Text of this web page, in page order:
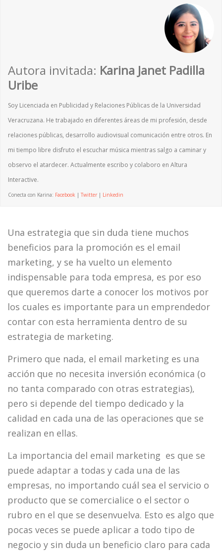
Autora invitada: Karina Janet Padilla
Uribe
Soy Licenciada en Publicidad y Relaciones Públicas de la Universidad
Veracruzana. He trabajado en diferentes áreas de mi profesión, desde
relaciones públicas, desarrollo audiovisual comunicación entre otros. En
mi tiempo libre disfruto el escuchar música mientras salgo a caminar y
observo el atardecer. Actualmente escribo y colaboro en Altura
Interactive.
Conecta con Karina: Facebook | Twitter | Linkedin
Una estrategia que sin duda tiene muchos
beneficios para la promoción es el email
marketing, y se ha vuelto un elemento
indispensable para toda empresa, es por eso
que queremos darte a conocer los motivos por
los cuales es importante para un emprendedor
contar con esta herramienta dentro de su
estrategia de marketing.
Primero que nada, el email marketing es una
acción que no necesita inversión económica (o
no tanta comparado con otras estrategias),
pero si depende del tiempo dedicado y la
calidad en cada una de las operaciones que se
realizan en ellas.
La importancia del email marketing es que se
puede adaptar a todas y cada una de las
empresas, no importando cuál sea el servicio o
producto que se comercialice o el sector o
rubro en el que se desenvuelva. Esto es algo que
pocas veces se puede aplicar a todo tipo de
negocio y sin duda un beneficio claro para cada